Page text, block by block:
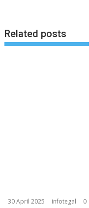
Related posts
30 April 2025 infotegal 0